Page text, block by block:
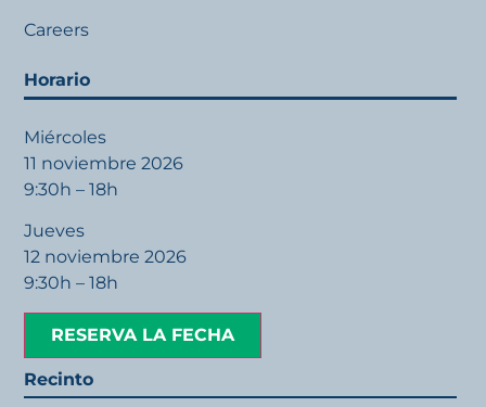
Careers
Horario
Miércoles
11 noviembre 2026
9:30h – 18h
Jueves
12 noviembre 2026
9:30h – 18h
RESERVA LA FECHA
Recinto